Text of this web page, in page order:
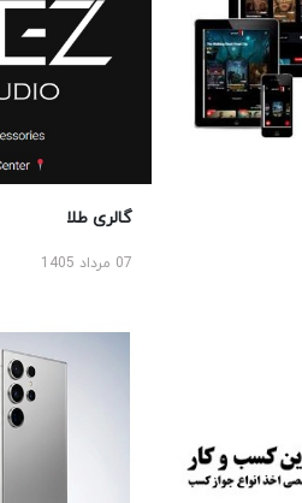
گالری طلا
07 مرداد 1405